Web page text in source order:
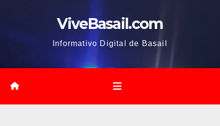
ViveBasail.com
Informativo Digital de Basail